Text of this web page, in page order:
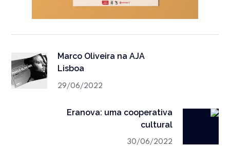
Marco Oliveira na AJA
Lisboa
29/06/2022
Eranova: uma cooperativa
cultural
30/06/2022